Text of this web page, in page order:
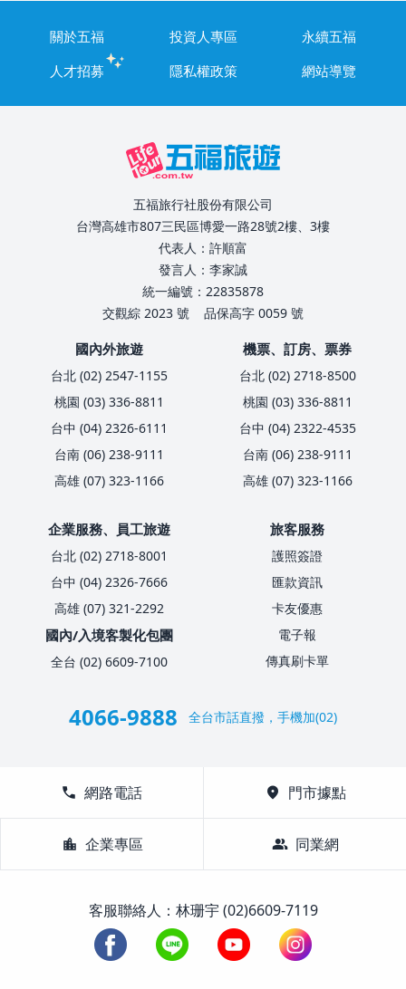
關於五福 投資人專區
永續五福
人才招募
隱私權政策 網站導覽
五福旅行社股份有限公司
台灣高雄市807三民區博愛一路28號2樓、3樓
代表人：許順富
發言人：李家誠
統一編號：22835878
交觀綜 2023 號
品保高字 0059 號
國內外旅遊
台北 (02) 2547-1155
桃園 (03) 336-8811
台中 (04) 2326-6111
台南 (06) 238-9111
高雄 (07) 323-1166
機票、訂房、票券
台北 (02) 2718-8500
桃園 (03) 336-8811
台中 (04) 2322-4535
台南 (06) 238-9111
高雄 (07) 323-1166
企業服務、員工旅遊
台北 (02) 2718-8001
台中 (04) 2326-7666
高雄 (07) 321-2292
國內/入境客製化包團
全台 (02) 6609-7100
旅客服務
護照簽證
匯款資訊
卡友優惠
電子報
傳真刷卡單
4066-9888 全台市話直撥，手機加(02)
call 網路電話 location_on 門市據點
location_city 企業專區 group 同業網
客服聯絡人：林珊宇 (02)6609-7119